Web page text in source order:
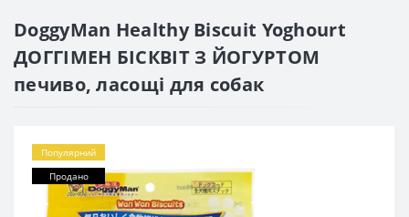
DoggyMan Healthy Biscuit Yoghourt
ДОГГІМЕН БІСКВІТ З ЙОГУРТОМ
печиво, ласощі для собак
Популярний
Продано